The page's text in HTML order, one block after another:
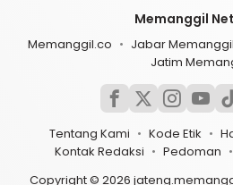
Memanggil
Memanggil.co Jabar Memanggil
Jatim
Tentang Kami Kode Etik
Kontak Redaksi
Pedoman
Copyright © 2026